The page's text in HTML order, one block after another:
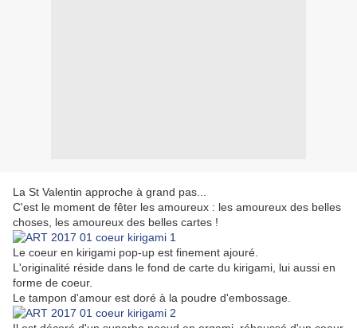
La St Valentin approche à grand pas...
C'est le moment de fêter les amoureux : les amoureux des belles
choses, les amoureux des belles cartes !
Le coeur en kirigami pop-up est finement ajouré.
L'originalité réside dans le fond de carte du kirigami, lui aussi en
forme de coeur.
Le tampon d'amour est doré à la poudre d'embossage.